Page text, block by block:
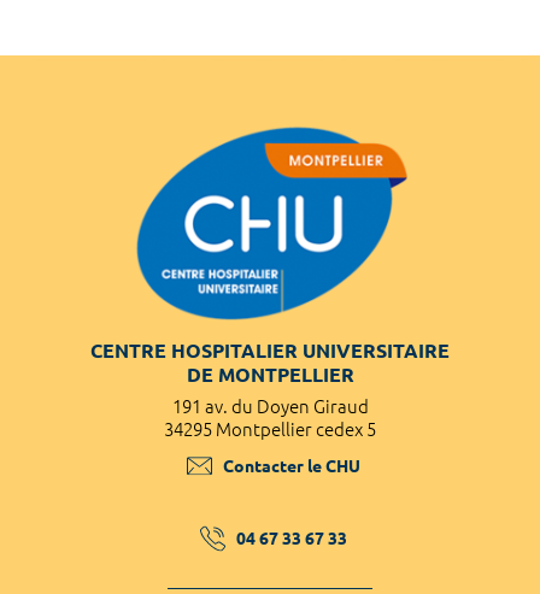
CENTRE HOSPITALIER UNIVERSITAIRE
DE MONTPELLIER
191 av. du Doyen Giraud
34295 Montpellier cedex 5
Contacter le CHU
04 67 33 67 33